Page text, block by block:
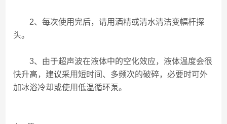
2、每次使用完后，请用酒精或清水清洁变幅杆探
头。
3、由于超声波在液体中的空化效应，液体温度会很
快升高，建议采用短时间、多频次的破碎，必要时可外
加冰浴冷却或使用低温循环泵。